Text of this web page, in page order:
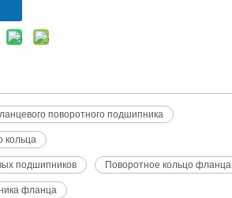
поворотного подшипника
кольца
подшипников Поворотное кольцо фланца
фланца